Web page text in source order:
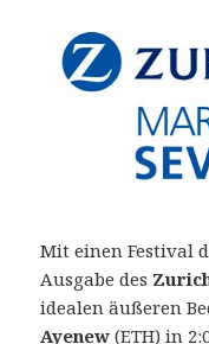
Mit einen Festival
Ausgabe des
idealen äußeren
Ayenew (ETH) in